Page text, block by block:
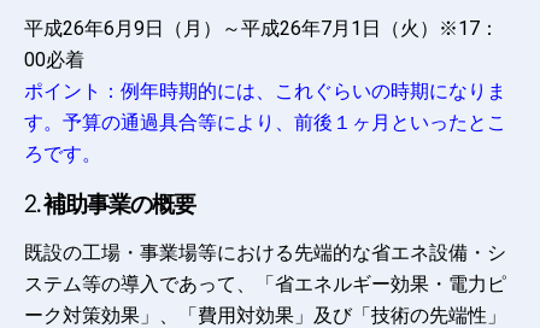
平成26年6月9日（月）～平成26年7月1日（火）※17：
00必着
ポイント：例年時期的には、これぐらいの時期になりま
す。予算の通過具合等により、前後１ヶ月といったとこ
ろです。
2. 補助事業の概要
既設の工場・事業場等における先端的な省エネ設備・シ
ステム等の導入であって、「省エネルギー効果・電力ピ
ーク対策効果」、「費用対効果」及び「技術の先端性」